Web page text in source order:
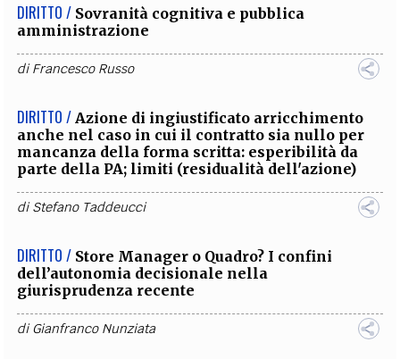
DIRITTO / Sovranità cognitiva e pubblica
amministrazione
diFrancesco Russo
DIRITTO / Azione di ingiustificato arricchimento
anche nel caso in cui il contratto sia nullo per
mancanza della forma scritta: esperibilità da
parte della PA; limiti (residualità dell'azione)
diStefano Taddeucci
DIRITTO / Store Manager o Quadro? I confini
dell’autonomia decisionale nella
giurisprudenza recente
diGianfranco Nunziata